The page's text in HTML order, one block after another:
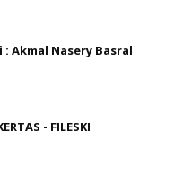
: Akmal Nasery Basral
- FILESKI